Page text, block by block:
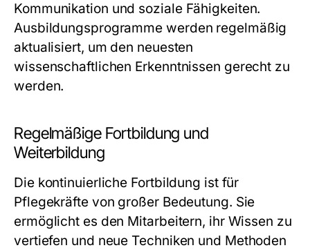
Kommunikation und soziale Fähigkeiten.
Ausbildungsprogramme werden regelmäßig
aktualisiert, um den neuesten
wissenschaftlichen Erkenntnissen gerecht zu
werden.
Regelmäßige Fortbildung und
Weiterbildung
Die kontinuierliche Fortbildung ist für
Pflegekräfte von großer Bedeutung. Sie
ermöglicht es den Mitarbeitern, ihr Wissen zu
vertiefen und neue Techniken und Methoden